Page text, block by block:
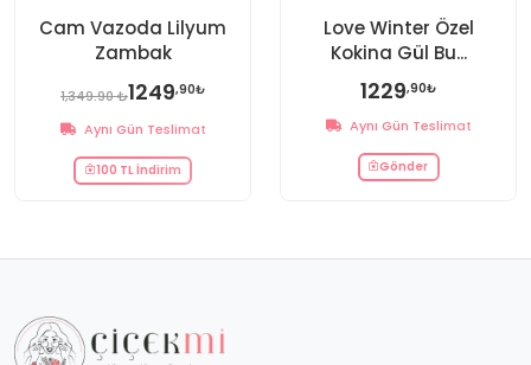
Cam Vazoda Lilyum
Zambak
1,349.90 ₺1249,90₺
Aynı Gün Teslimat
100 TL İndirim
Love Winter Özel
Kokina Gül Bu...
1229,90₺
Aynı Gün Teslimat
Gönder